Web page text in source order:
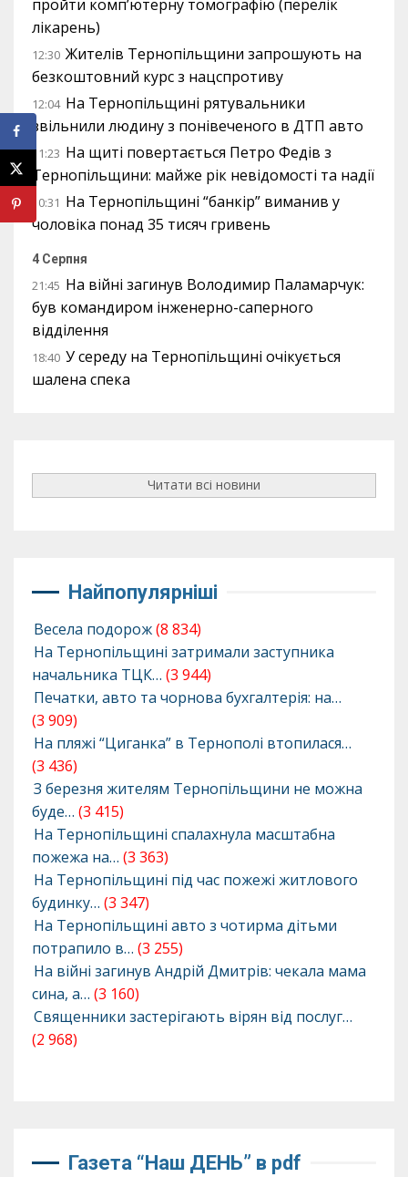
пройти комп’ютерну томографію (перелік
лікарень)
12:30 Жителів Тернопільщини запрошують на
безкоштовний курс з нацспротиву
12:04 На Тернопільщині рятувальники
звільнили людину з понівеченого в ДТП авто
11:23 На щиті повертається Петро Федів з
Тернопільщини: майже рік невідомості та надії
10:31 На Тернопільщині “банкір” виманив у
чоловіка понад 35 тисяч гривень
4 Серпня
21:45 На війні загинув Володимир Паламарчук:
був командиром інженерно-саперного
відділення
18:40 У середу на Тернопільщині очікується
шалена спека
Читати всі новини
Найпопулярніші
Весела подорож(8 834)
На Тернопільщині затримали заступника
начальника ТЦК… (3 944)
Печатки, авто та чорнова бухгалтерія: на…
(3 909)
На пляжі “Циганка” в Тернополі втопилася…
(3 436)
З березня жителям Тернопільщини не можна
буде… (3 415)
На Тернопільщині спалахнула масштабна
пожежа на… (3 363)
На Тернопільщині під час пожежі житлового
будинку… (3 347)
На Тернопільщині авто з чотирма дітьми
потрапило в… (3 255)
На війні загинув Андрій Дмитрів: чекала мама
сина, а… (3 160)
Священники застерігають вірян від послуг…
(2 968)
Газета “Наш ДЕНЬ” в pdf